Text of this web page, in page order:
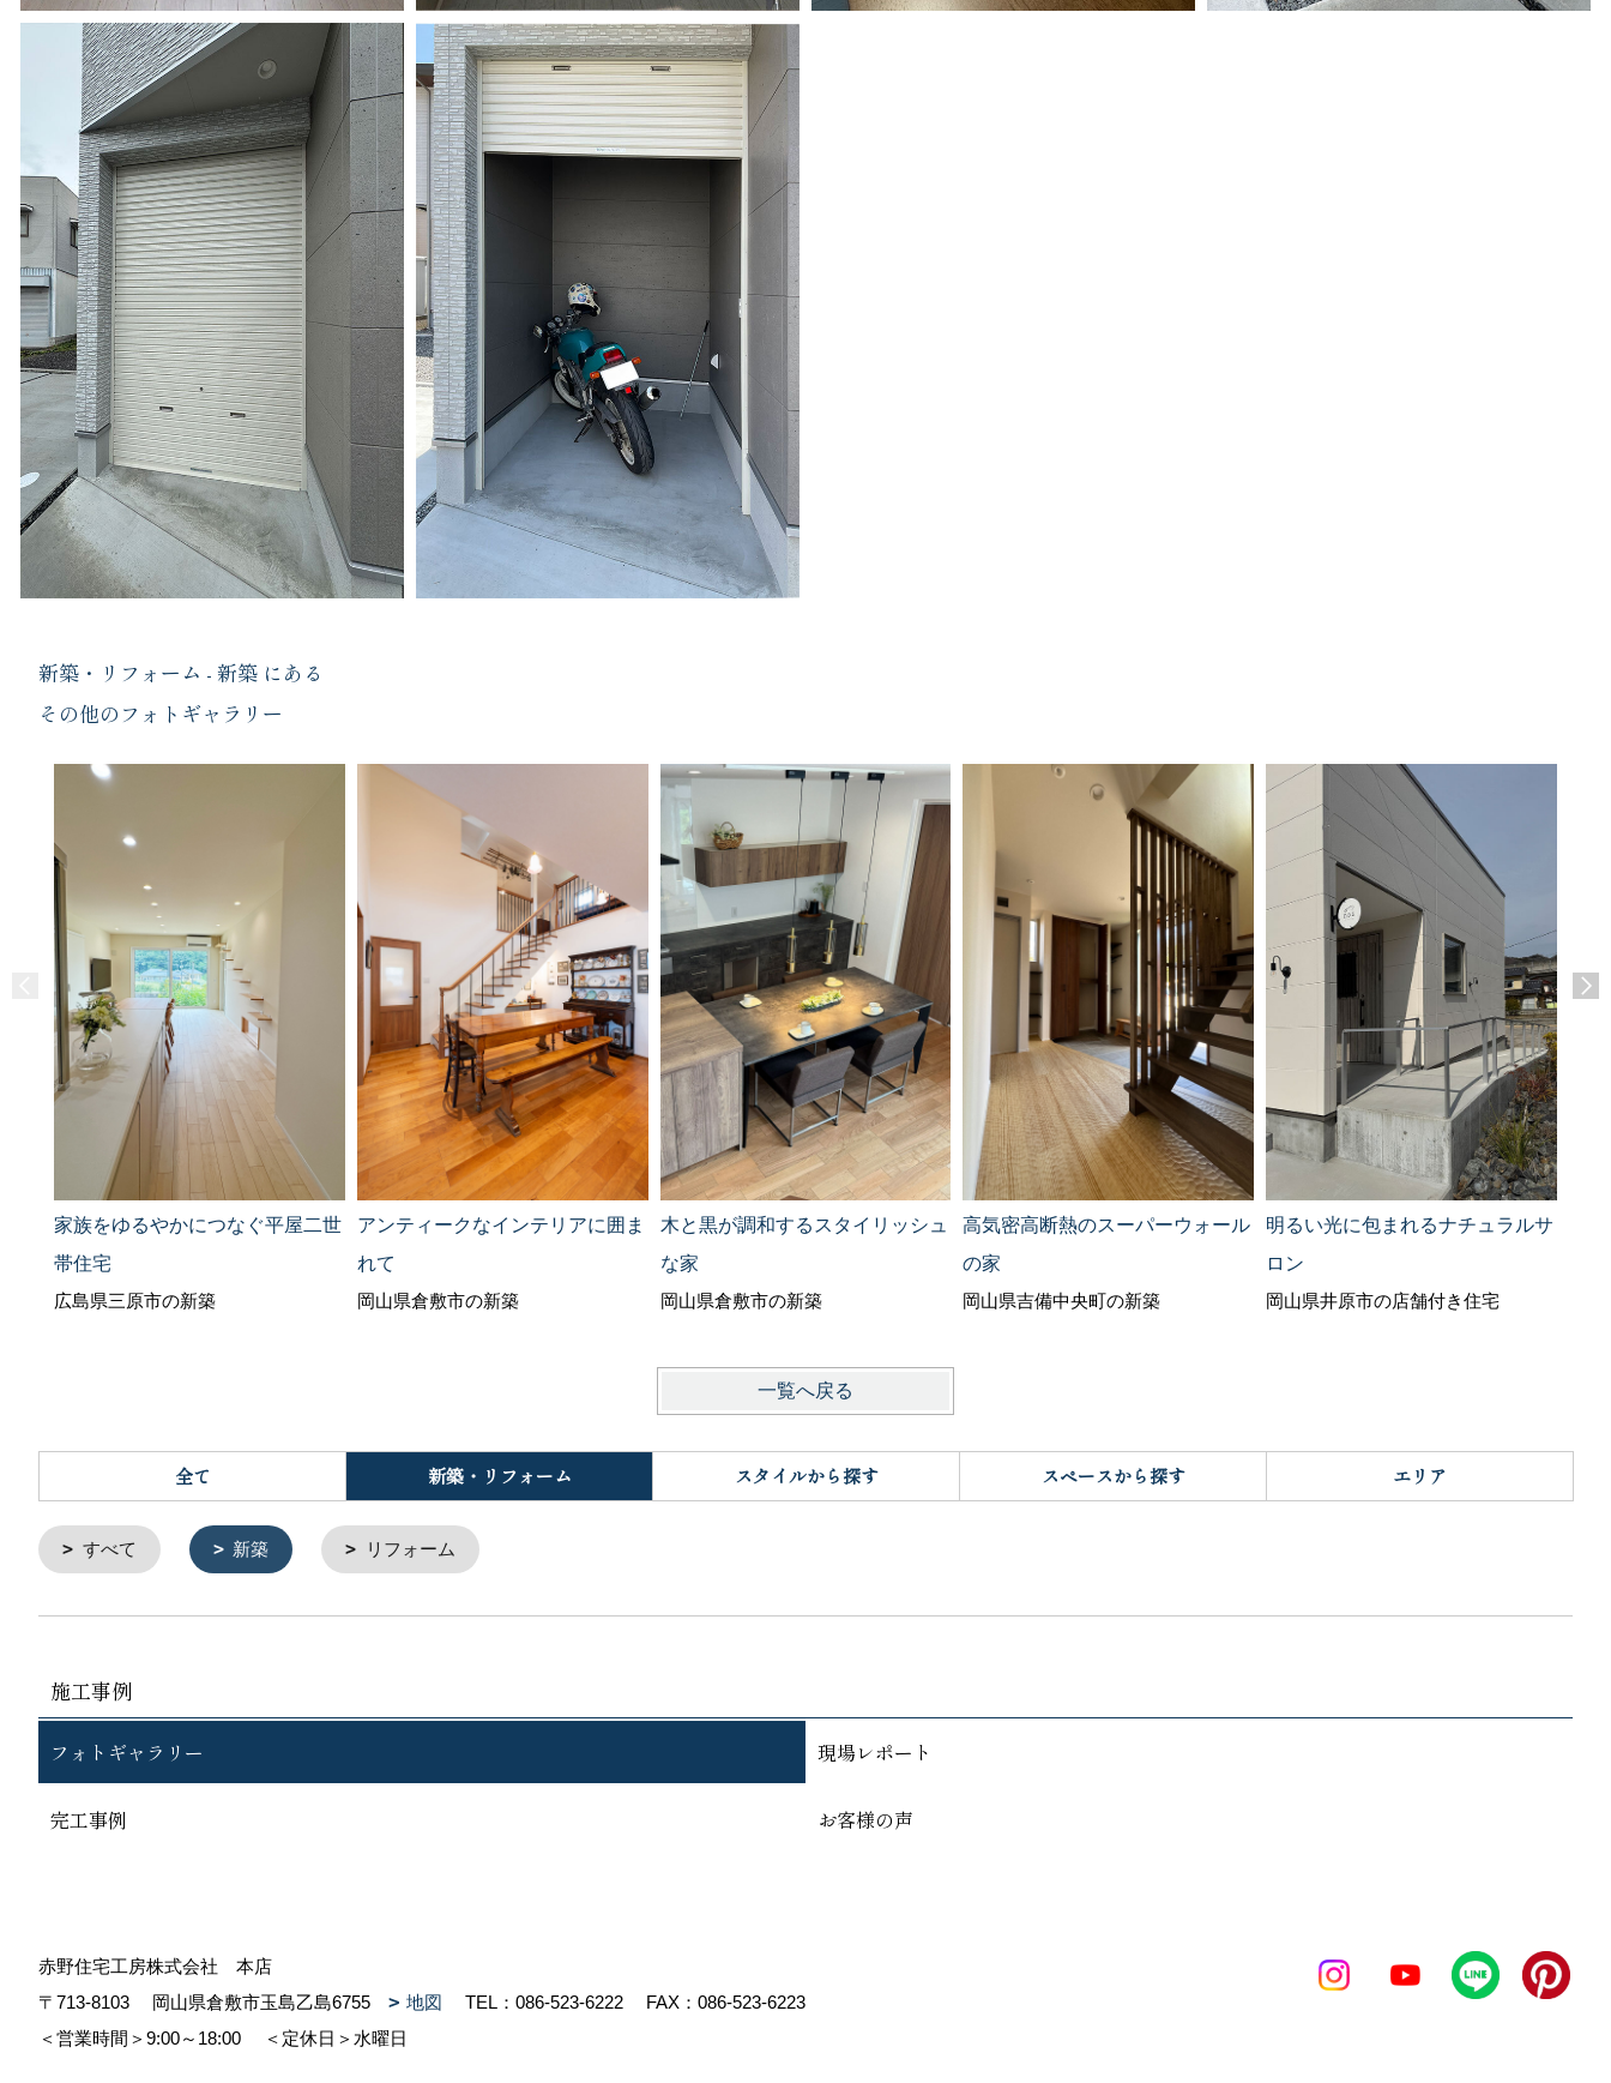
新築・リフォーム - 新築 にある
その他のフォトギャラリー
家族をゆるやかにつなぐ平屋二世
帯住宅
広島県三原市の新築
アンティークなインテリアに囲ま
れて
岡山県倉敷市の新築
木と黒が調和するスタイリッシュ
な家
岡山県倉敷市の新築
高気密高断熱のスーパーウォール
の家
岡山県吉備中央町の新築
明るい光に包まれるナチュラルサ
ロン
岡山県井原市の店舗付き住宅
一覧へ戻る
全て 新築・リフォーム スタイルから探す スペースから探す エリア
すべて 新築 リフォーム
施工事例
フォトギャラリー 現場レポート
完工事例 お客様の声
赤野住宅工房株式会社 本店
〒713-8103
岡山県倉敷市玉島乙島6755 地図 TEL： 086-523-6222
FAX：086-523-6223
＜営業時間＞9:00～18:00
＜定休日＞水曜日